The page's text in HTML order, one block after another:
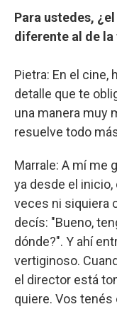
Para ustedes,
diferente al de
Pietra: En el cine,
detalle que te
una manera muy
resuelve todo
Marrale: A mí me
ya desde el
veces ni siquiera
decís: "Bueno,
dónde?". Y ahí
vertiginoso.
el director está
quiere. Vos tenés